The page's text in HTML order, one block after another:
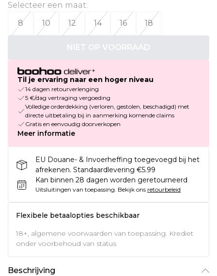
Selecteer een maat:
8
10 12 14 16 18
NIET OP VOORRAAD
Til je ervaring naar een hoger niveau
14 dagen retourverlenging
5 €/dag vertraging vergoeding
Volledige orderdekking (verloren, gestolen, beschadigd) met
directe uitbetaling bij in aanmerking komende claims
Gratis en eenvoudig doorverkopen
Meer informatie
EU Douane- & Invoerheffing toegevoegd bij het
afrekenen. Standaardlevering €5.99
Kan binnen 28 dagen worden geretourneerd
Uitsluitingen van toepassing. Bekijk ons retourbeleid
Flexibele betaalopties beschikbaar
18+, algemene voorwaarden van toepassing. Krediet
onder voorbehoud van status
Beschrijving